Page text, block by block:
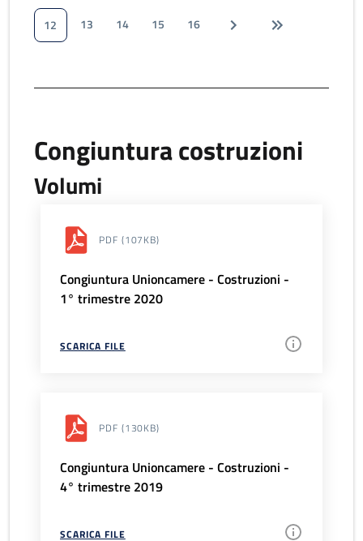
12
13 14 15 16
Congiuntura costruzioni
Volumi
PDF (107KB)
Congiuntura Unioncamere - Costruzioni -
1° trimestre 2020
SCARICA FILE
PDF (130KB)
Congiuntura Unioncamere - Costruzioni -
4° trimestre 2019
SCARICA FILE